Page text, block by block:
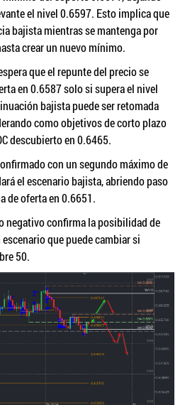
el nivel 0.6597. Esto implica que
bajista mientras se mantenga por
crear un nuevo mínimo.
que el repunte del precio se
en 0.6587 solo si supera el nivel
bajista puede ser retomada
como objetivos de corto plazo
descubierto en 0.6465.
con un segundo máximo de
el escenario bajista, abriendo paso
de oferta en 0.6651.
negativo confirma la posibilidad de
que puede cambiar si
50.